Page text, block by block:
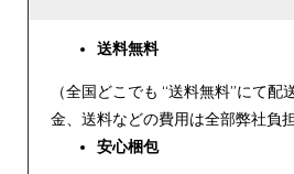
送料無料
（全国どこでも “送料無料”にて
金、送料などの費用は全部弊社負
安心梱包